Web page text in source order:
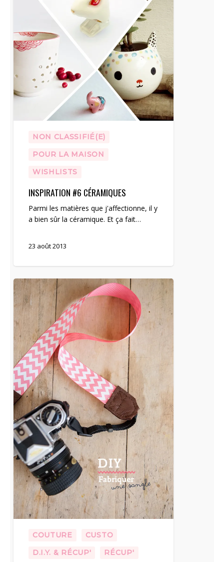
NON CLASSIFIÉ(E)
POUR LA MAISON
WISHLISTS
INSPIRATION #6 CÉRAMIQUES
Parmi les matières que j'affectionne, il y
a bien sûr la céramique. Et ça fait…
23 août 2013
[DIY
+
concours]
Fabriquer
une
sangle
d’appareil
photo.
COUTURE
CUSTO
D.I.Y. & RÉCUP'
RÉCUP'